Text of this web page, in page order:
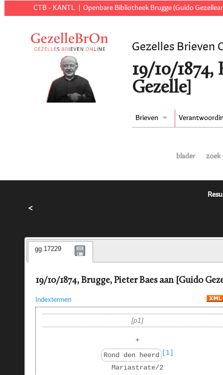
CTB - KANTL Openbare Bibliotheek Brugge (Guido
Gezelles Brieven
19/10/1874,
Gezelle]
Brieven
blader zoek
<
gg.17229
19/10/1874, Brugge, Pieter Baes aan [Guido
Indextermen
p1
+
Rond den heerd
[1]
Mariastrate/2